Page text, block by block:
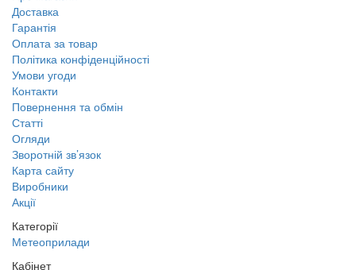
Доставка
Гарантія
Оплата за товар
Політика конфіденційності
Умови угоди
Контакти
Повернення та обмін
Статті
Огляди
Зворотній зв’язок
Карта сайту
Виробники
Акції
Категорії
Метеоприлади
Кабінет